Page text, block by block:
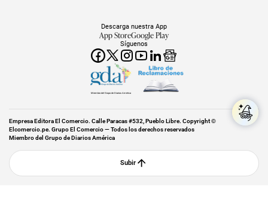
Síguenos
Descarga nuestra App
App StoreGoogle Play
Miembro del Grupo de Diarios América
Empresa Editora El Comercio. Calle Paracas #532, Pueblo Libre. Copyright ©
Elcomercio.pe. Grupo El Comercio — Todos los derechos reservados
Miembro del Grupo de Diarios América
Subir